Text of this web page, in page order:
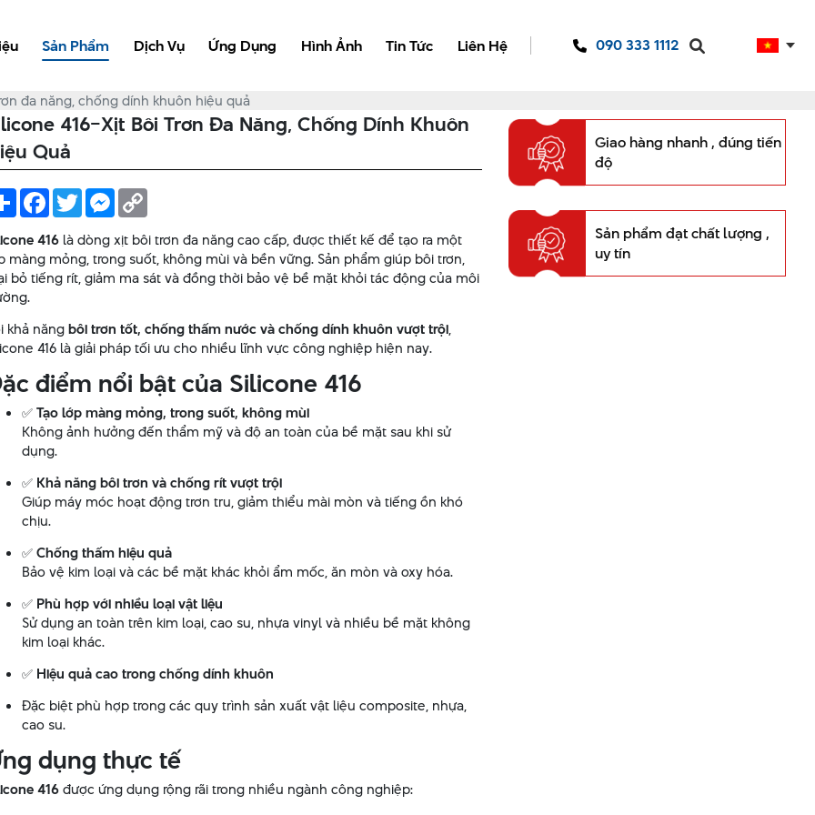
Sản Phẩm Dịch Vụ Ứng Dụng Hình Ảnh Tin Tức Liên Hệ 090 333 1112
đa năng, chống dính khuôn hiệu quả
416–Xịt Bôi Trơn Đa Năng, Chống Dính Khuôn
Quả
ShareFacebook
TwitterMessenger
Copy
416là dòng xịt bôi trơn đa năng cao cấp, được thiết kế để tạo ra một
màng mỏng, trong suốt, không mùi và bền vững. Sản phẩm giúp bôi trơn,
bỏ tiếng rít, giảm ma sát và đồng thời bảo vệ bề mặt khỏi tác động của môi
khả năngbôi trơn tốt, chống thấm nước và chống dính khuôn vượt trội,
416 là giải pháp tối ưu cho nhiều lĩnh vực công nghiệp hiện nay.
điểm nổi bật của Silicone 416
✅Tạo lớp màng mỏng, trong suốt, không mùi
Không ảnh hưởng đến thẩm mỹ và độ an toàn của bề mặt sau khi sử
dụng.
✅ Khả năng bôi trơn và chống rít vượt trội
Giúp máy móc hoạt động trơn tru, giảm thiểu mài mòn và tiếng ồn khó
chịu.
✅Chống thấm hiệu quả
Bảo vệ kim loại và các bề mặt khác khỏi ẩm mốc, ăn mòn và oxy hóa.
✅ Phù hợp với nhiều loại vật liệu
Sử dụng an toàn trên kim loại, cao su, nhựa vinyl và nhiều bề mặt không
kim loại khác.
✅ Hiệu quả cao trong chống dính khuôn
Đặc biệt phù hợp trong các quy trình sản xuất vật liệu composite, nhựa,
cao su.
dụng thực tế
416được ứng dụng rộng rãi trong nhiều ngành công nghiệp:
Giao hàng nhanh , đúng tiến
độ
Sản phẩm đạt chất lượng ,
uy tín